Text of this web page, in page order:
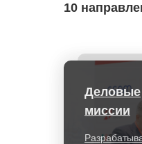
10
Деловые
миссии